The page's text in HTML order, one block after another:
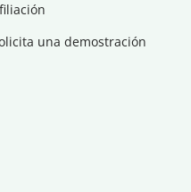
una demostración